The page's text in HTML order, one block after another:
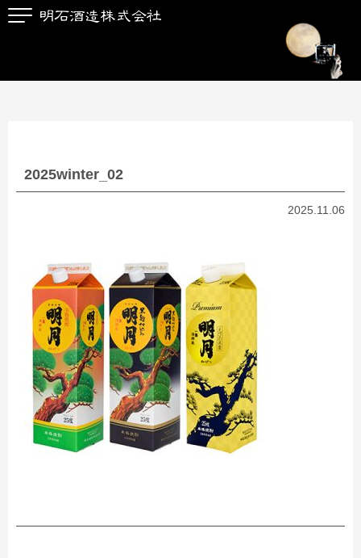
2025winter_02
2025.11.06